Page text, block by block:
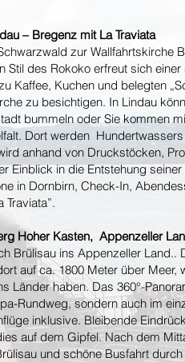
– Bregenz mit La Traviata
zur Wallfahrtskirche
Stil des Rokoko erfreut sich
Kaffee, Kuchen und belegten
zu besichtigen. In Lindau
bummeln oder Sie kommen
Dort werden
anhand von Druckstöcken,
Einblick in die Entstehung
in Dornbirn, Check-In,
Traviata”.
Hoher Kasten, Appenzeller
Brülisau ins Appenzeller Land..
auf ca. 1800 Meter über Meer,
Länder haben. Das 360°-
Rundweg, sondern auch im
inklusive. Bleibende
auf dem Gipfel. Nach dem
und schöne Busfahrt